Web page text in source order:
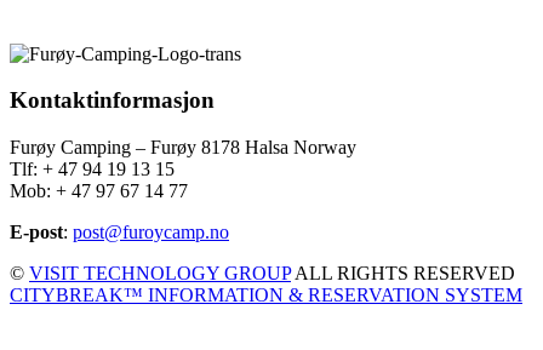
Kontaktinformasjon
Furøy Camping – Furøy 8178 Halsa Norway
Tlf: + 47 94 19 13 15
Mob: + 47 97 67 14 77
E-post: post@furoycamp.no
© VISIT TECHNOLOGY GROUPALL RIGHTS RESERVED
CITYBREAK™ INFORMATION & RESERVATION SYSTEM